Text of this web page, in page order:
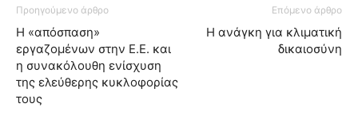
Προηγούμενο άρθρο
Η «απόσπαση»
εργαζομένων στην Ε.Ε. και
η συνακόλουθη ενίσχυση
της ελεύθερης κυκλοφορίας
τους
Επόμενο άρθρο
Η ανάγκη για κλιματική
δικαιοσύνη